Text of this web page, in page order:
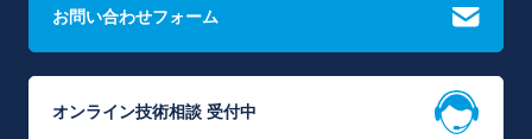
お問い合わせフォーム
オンライン技術相談 受付中